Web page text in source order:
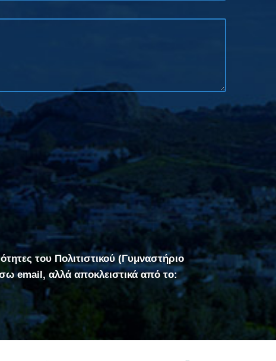
του Πολιτιστικού (Γυμναστήριο
email, αλλά αποκλειστικά από το: